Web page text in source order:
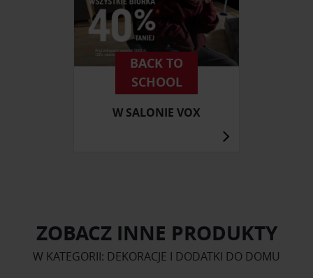
BACK TO
SCHOOL
W SALONIE VOX
ZOBACZ INNE PRODUKTY
W KATEGORII: DEKORACJE I DODATKI DO DOMU